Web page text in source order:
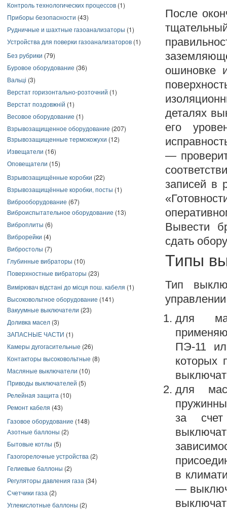
Контроль технологических процессов (1)
Приборы безопасности (43)
Рудничные и шахтные газоанализаторы (1)
Устройства для поверки газоанализаторов (1)
Без рубрики (79)
Буровое оборудование (36)
Вальці (3)
Верстат горизонтально-розточний (1)
Верстат поздовжній (1)
Весовое оборудование (1)
Взрывозащищенное оборудование (207)
Взрывозащищенные термокожухи (12)
Извещатели (16)
Оповещатели (15)
Взрывозащищённые коробки (22)
Взрывозащищённые коробки, посты (1)
Виброоборудование (67)
Виброиспытательное оборудование (13)
Виброплиты (6)
Виброрейки (4)
Вибростолы (7)
Глубинные вибраторы (10)
Поверхностные вибраторы (23)
Вимірювач відстані до місця пош. кабеля (1)
Высоковольтное оборудование (141)
Вакуумные выключатели (23)
Доливка масел (3)
ЗАПАСНЫЕ ЧАСТИ (1)
Камеры дугогасительные (26)
Контакторы высоковольтные (8)
Масляные выключатели (10)
Приводы выключателей (5)
Релейная защита (10)
Ремонт кабеля (43)
Газовое оборудование (148)
Азотные баллоны (2)
Бытовые котлы (5)
Газогорелочные устройства (2)
Гелиевые баллоны (2)
Регуляторы давления газа (34)
Счетчики газа (2)
Углекислотные баллоны (2)
После
ошиновке
деталях
его
—
записей в
Вывести
сдать
Типы
Тип
для
ПЭ-11
которых
для
за
в
—